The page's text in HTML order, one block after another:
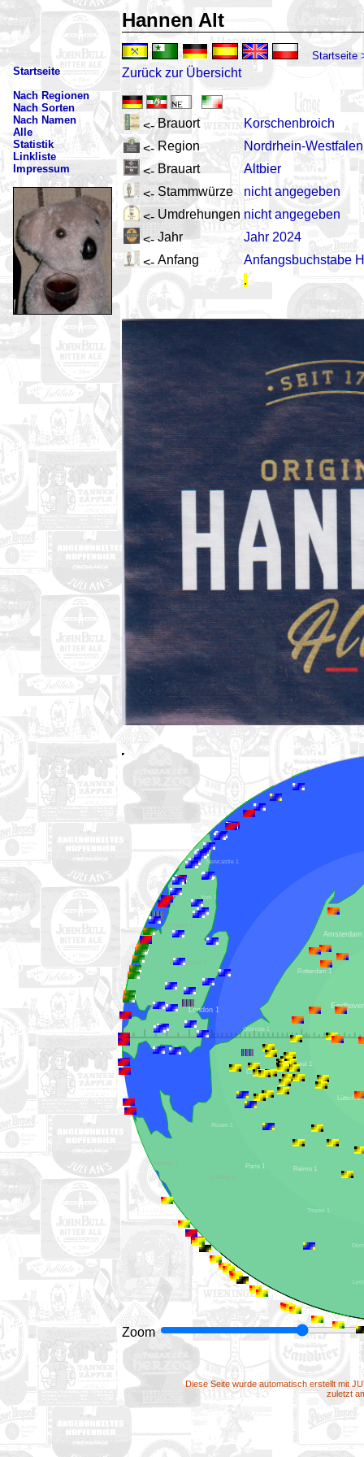
Hannen Alt
Startseite
Startseite
Nach Regionen
Nach Sorten
Nach Namen
Alle
Statistik
Linkliste
Impressum
Zurück zur Übersicht
<- Brauort
Korschenbroich
<- Region
Nordrhein-Westfalen
<- Brauart
Altbier
<- Stammwürze
nicht angegeben
<- Umdrehungen nicht angegeben
<- Jahr
Jahr 2024
<- Anfang
Anfangsbuchstabe H
.
London 1
Paris 1
Brüssel 1
Lille 1
Southampton 1
Cardiff 1
Rotterdam 1
Troyes 1
Newcastle 1
Rouen 1
York 1
Reims 1
Lüttich 1
Ostende 1
Zoom
Diese Seite wurde automatisch erstellt mit
zuletzt